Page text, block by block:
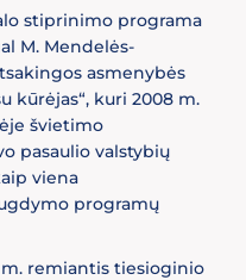
stiprinimo programa
M. Mendelės-
asmenybės
kūrėjas“, kuri 2008 m.
švietimo
pasaulio valstybių
viena
programų
remiantis tiesioginio